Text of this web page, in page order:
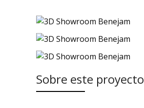
Sobre este proyecto